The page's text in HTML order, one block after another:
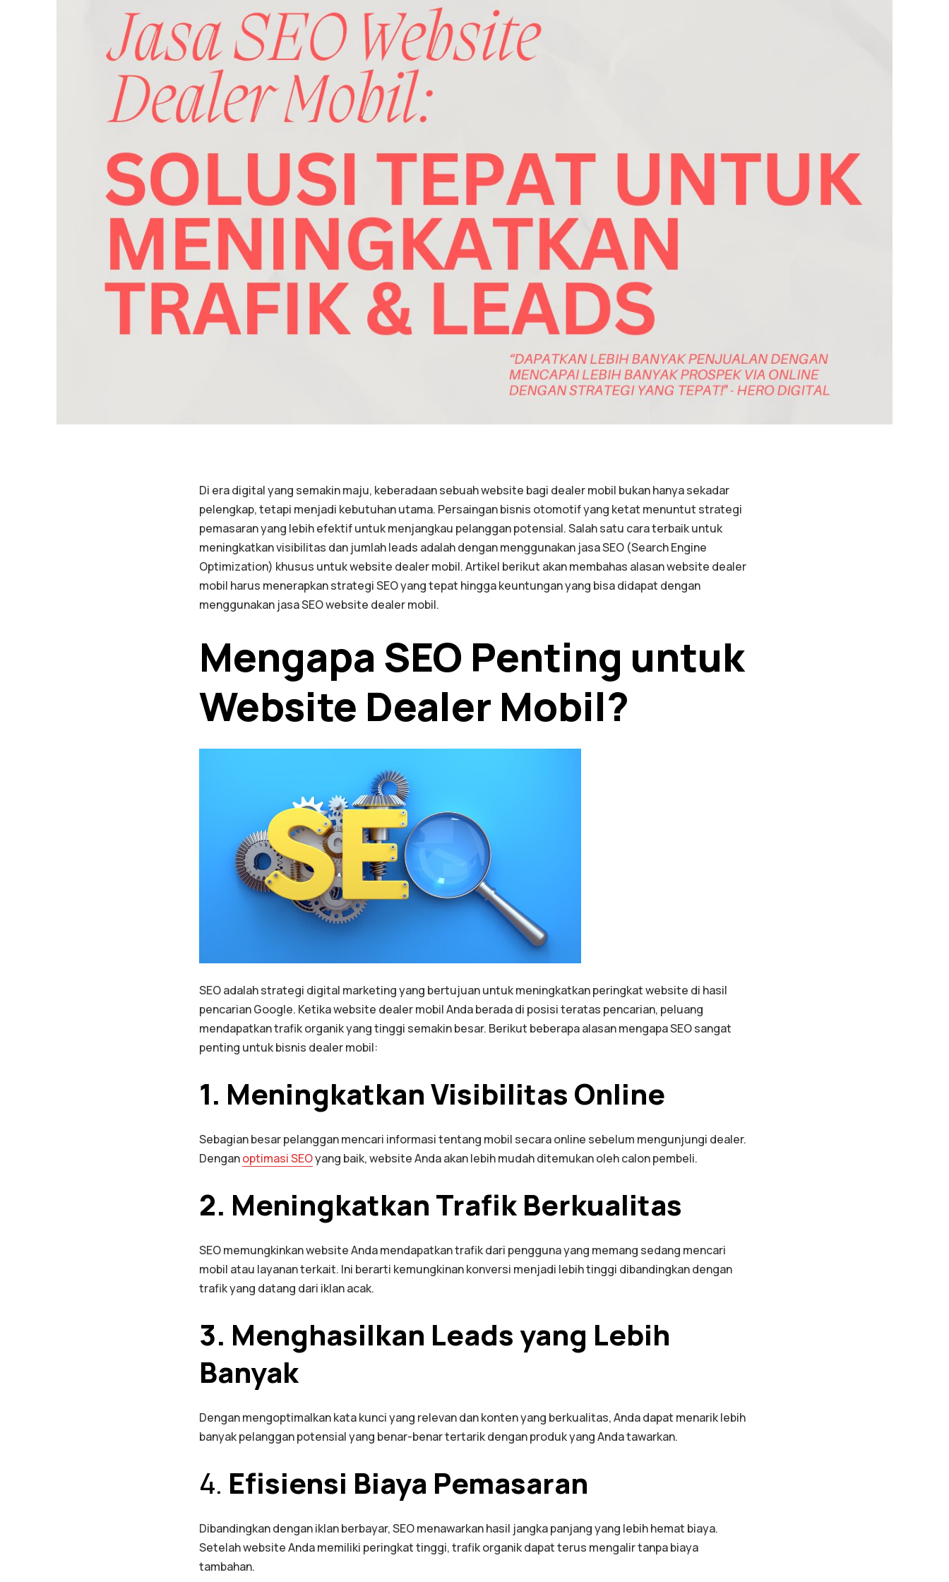
Di era digital yang semakin maju, keberadaan sebuah website bagi dealer mobil bukan hanya sekadar
pelengkap, tetapi menjadi kebutuhan utama. Persaingan bisnis otomotif yang ketat menuntut strategi
pemasaran yang lebih efektif untuk menjangkau pelanggan potensial. Salah satu cara terbaik untuk
meningkatkan visibilitas dan jumlah leads adalah dengan menggunakan jasa SEO (Search Engine
Optimization) khusus untuk website dealer mobil. Artikel berikut akan membahas alasan website dealer
mobil harus menerapkan strategi SEO yang tepat hingga keuntungan yang bisa didapat dengan
menggunakan jasa SEO website dealer mobil.
Mengapa SEO Penting untuk
Website Dealer Mobil?
SEO adalah strategi digital marketing yang bertujuan untuk meningkatkan peringkat website di hasil
pencarian Google. Ketika website dealer mobil Anda berada di posisi teratas pencarian, peluang
mendapatkan trafik organik yang tinggi semakin besar. Berikut beberapa alasan mengapa SEO sangat
penting untuk bisnis dealer mobil:
1. Meningkatkan Visibilitas Online
Sebagian besar pelanggan mencari informasi tentang mobil secara online sebelum mengunjungi dealer.
Denganoptimasi SEOyang baik, website Anda akan lebih mudah ditemukan oleh calon pembeli.
2. Meningkatkan Trafik Berkualitas
SEO memungkinkan website Anda mendapatkan trafik dari pengguna yang memang sedang mencari
mobil atau layanan terkait. Ini berarti kemungkinan konversi menjadi lebih tinggi dibandingkan dengan
trafik yang datang dari iklan acak.
3. Menghasilkan Leads yang Lebih
Banyak
Dengan mengoptimalkan kata kunci yang relevan dan konten yang berkualitas, Anda dapat menarik lebih
banyak pelanggan potensial yang benar-benar tertarik dengan produk yang Anda tawarkan.
4. Efisiensi Biaya Pemasaran
Dibandingkan dengan iklan berbayar, SEO menawarkan hasil jangka panjang yang lebih hemat biaya.
Setelah website Anda memiliki peringkat tinggi, trafik organik dapat terus mengalir tanpa biaya
tambahan.